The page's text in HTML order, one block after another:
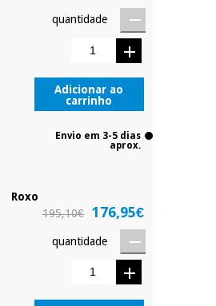
quantidade
Adicionar ao
carrinho
Envio em 3-5 dias
aprox.
Roxo
195,10€
176,95€
quantidade